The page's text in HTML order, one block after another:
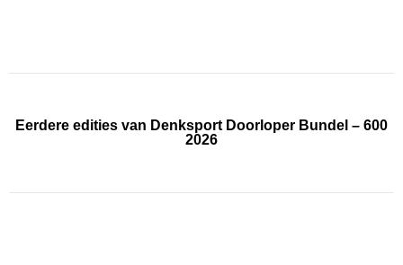
Eerdere edities van Denksport Doorloper Bundel – 600
2026